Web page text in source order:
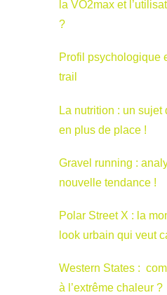
la VO2max et
?
Profil psychologique
trail
La nutrition : un
en plus de place !
Gravel running :
nouvelle tendance !
Polar Street X : la
look urbain qui veut
Western States :
à l’extrême chaleur ?